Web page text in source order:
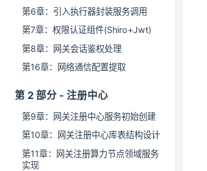
第6章：引入执行器封装服务调用
第7章：权限认证组件(Shiro+Jwt)
第8章：网关会话鉴权处理
第16章：网络通信配置提取
第 2 部分 - 注册中心
第9章：网关注册中心服务初始创建
第10章：网关注册中心库表结构设计
第11章：网关注册算力节点领域服务
实现